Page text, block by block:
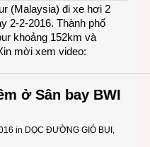
(Malaysia) đi xe hơi 2
2-2-2016. Thành phố
khoảng 152km và
mời xem video:
ở Sân bay BWI
in DỌC ĐƯỜNG GIÓ BỤI ,